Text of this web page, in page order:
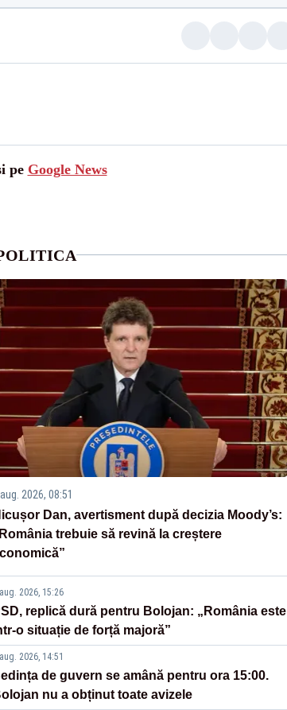
pe Google News
2026, 08:51
Dan, avertisment după decizia Moody’s:
trebuie să revină la creștere
2026, 15:26
replică dură pentru Bolojan: „România este
o situație de forță majoră”
2026, 14:51
de guvern se amână pentru ora 15:00.
nu a obținut toate avizele